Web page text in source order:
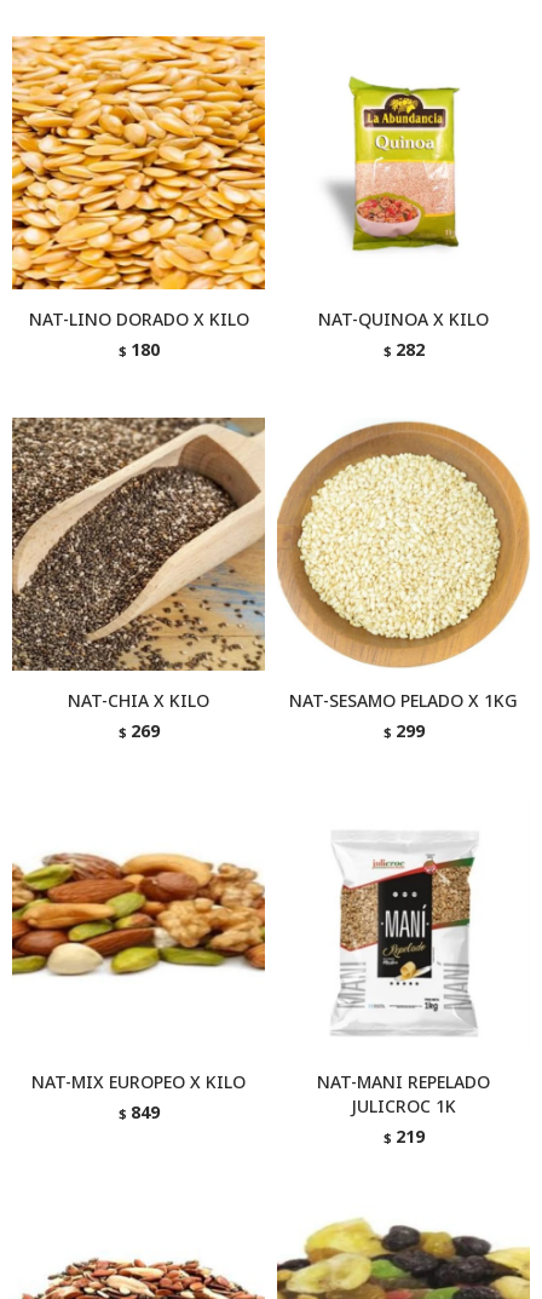
NAT-LINO DORADO X KILO
$ 180
NAT-QUINOA X KILO
$ 282
NAT-CHIA X KILO
$ 269
NAT-SESAMO PELADO X 1KG
$ 299
NAT-MIX EUROPEO X KILO
$ 849
NAT-MANI REPELADO
JULICROC 1K
$ 219